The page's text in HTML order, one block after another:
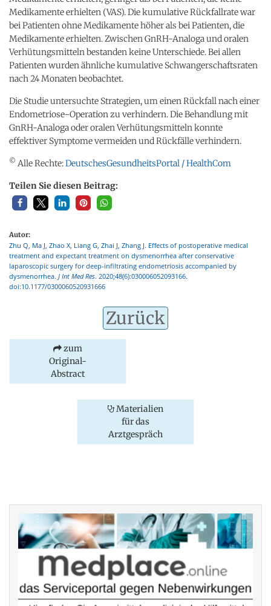
Medikamente erhielten (VAS). Die kumulative Rückfallrate war
bei Patienten ohne Medikamente höher als bei Patienten, die
Medikamente erhielten. Zwischen GnRH-Analoga und oralen
Verhütungsmitteln bestanden keine Unterschiede. Bei allen
Patienten wurden ähnliche kumulative Schwangerschaftsraten
nach 24 Monaten beobachtet.
Die Studie untersuchte Strategien, um einen Rückfall nach einer
Endometriose-Operation zu verhindern. Die Behandlung mit
GnRH-Analoga oder oralen Verhütungsmitteln konnte
effektiver Symptome vermeiden und Rückfälle verhindern.
© Alle Rechte:DeutschesGesundheitsPortal / HealthCom
Teilen Sie diesen Beitrag:
Autor:
Zhu Q, Ma J, Zhao X, Liang G, Zhai J, Zhang J. Effects of postoperative medical
treatment and expectant treatment on dysmenorrhea after conservative
laparoscopic surgery for deep-infiltrating endometriosis accompanied by
dysmenorrhea. J Int Med Res. 2020;48(6):030006052093166.
doi:10.1177/0300060520931666
Zurück
zum
Original-
Abstract
Materialien
für das
Arztgespräch